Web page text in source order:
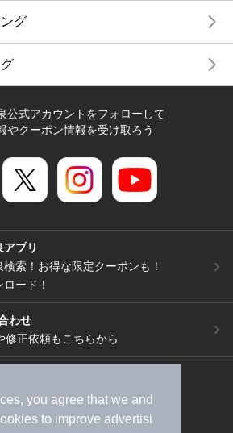
you agree that we and
to improve advertisi
グ
公式アカウントをフォローして
やクーポン情報を受け取ろう
アプリ
索！お得な限定クーポンも！
ード！
わせ
修正依頼もこちらから
資料請求）
広告出稿のご案内
イフスタイルMEMBERS+規約